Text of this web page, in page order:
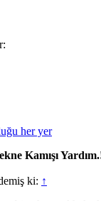
her yer
Kamışı
ki: ↑